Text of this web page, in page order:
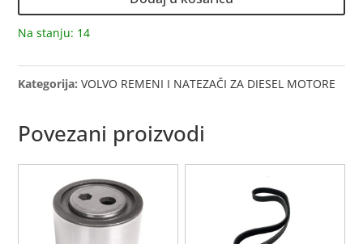
Na stanju: 14
Kategorija:VOLVO REMENI I NATEZAČI ZA DIESEL MOTORE
Povezani proizvodi